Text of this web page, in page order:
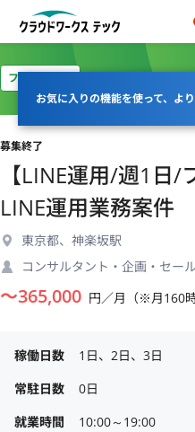
お気に入りの機能を使って、よ
フルリモート
募集終了
【LINE運用/週1日
LINE運用業務案件
東京都、神楽坂駅
コンサルタント・企画・セー
〜365,000 円／月（※月160
稼働日数
1日、2日、3日
常駐日数
0日
就業時間
10:00～19:00